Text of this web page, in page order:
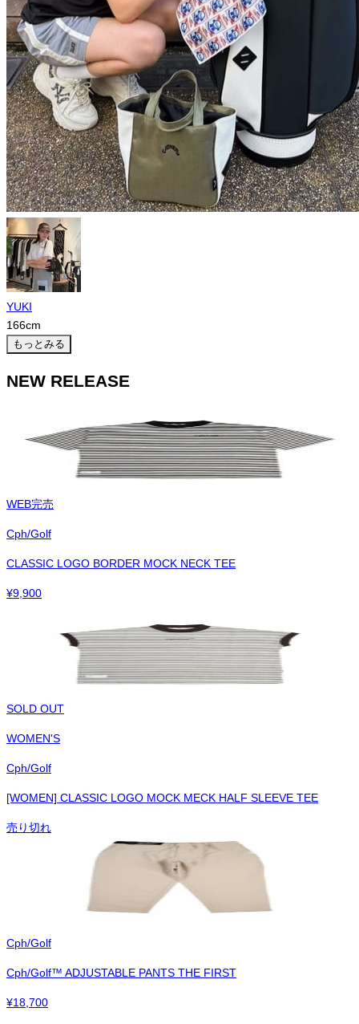
YUKI
166cm
もっとみる
NEW RELEASE
WEB完売
Cph/Golf
CLASSIC LOGO BORDER MOCK NECK TEE
¥9,900
SOLD OUT
WOMEN'S
Cph/Golf
[WOMEN] CLASSIC LOGO MOCK MECK HALF SLEEVE TEE
売り切れ
Cph/Golf
Cph/Golf™︎ ADJUSTABLE PANTS THE FIRST
¥18,700